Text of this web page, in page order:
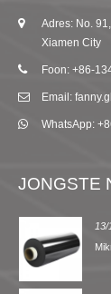
Adres: No.
Xiamen City
Foon: +86-
Email:
WhatsApp:
JONGSTE
13/